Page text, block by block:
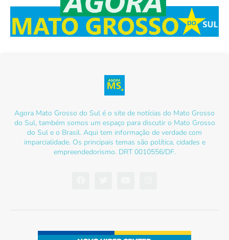
Agora Mato Grosso do Sul é o site de notícias do Mato Grosso
do Sul, também somos um espaço para discutir o Mato Grosso
do Sul e o Brasil. Aqui tem informação de verdade com
imparcialidade. Os principais temas são política, cidades e
empreendedorismo. DRT 0010556/DF.